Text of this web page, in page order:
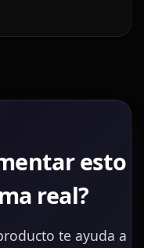
esto
real?
te ayuda a